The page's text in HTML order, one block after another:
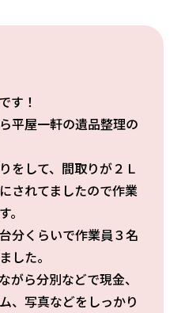
す！
平屋一軒の遺品整理の
をして、間取りが２Ｌ
されてましたので作業
分くらいで作業員３名
した。
がら分別などで現金、
、写真などをしっかり